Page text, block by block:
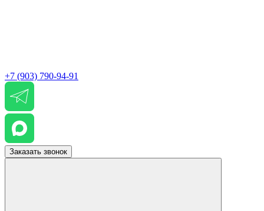
+7 (903) 790-94-91
Заказать звонок